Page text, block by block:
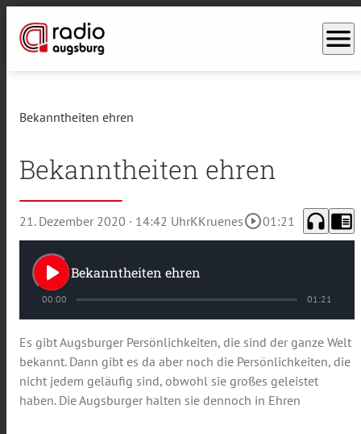
menu
Bekanntheiten ehren
Bekanntheiten ehren
21. Dezember 2020 · 14:42 UhrKKruenesplay_circle_outline01:21 headphones chrome_reader_mode
play_arrow Bekanntheiten ehren
00:00 01:21
Es gibt Augsburger Persönlichkeiten, die sind der ganze Welt
bekannt. Dann gibt es da aber noch die Persönlichkeiten, die
nicht jedem geläufig sind, obwohl sie großes geleistet
haben. Die Augsburger halten sie dennoch in Ehren